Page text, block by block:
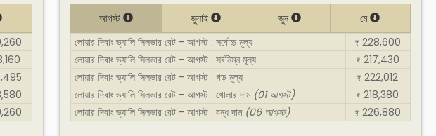
আগস্ট জুলাই জুন
মে
লোয়ার দিবাং ভ্যালি সিলভার রেট - আগস্ট : সর্বোচ্চ মূল্য
₹ 228,600
লোয়ার দিবাং ভ্যালি সিলভার রেট - আগস্ট : সর্বনিম্ন মূল্য
₹ 217,430
লোয়ার দিবাং ভ্যালি সিলভার রেট - আগস্ট : গড় মূল্য
₹ 222,012
লোয়ার দিবাং ভ্যালি সিলভার রেট - আগস্ট : খোলার দাম (01 আগস্ট) ₹ 218,380
লোয়ার দিবাং ভ্যালি সিলভার রেট - আগস্ট : বন্ধ দাম (06 আগস্ট) ₹ 226,880